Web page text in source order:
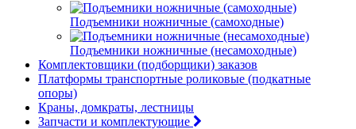
Подъемники ножничные (самоходные)
Подъемники ножничные (несамоходные)
Комплектовщики (подборщики) заказов
Платформы транспортные роликовые (подкатные
опоры)
Краны, домкраты, лестницы
Запчасти и комплектующие